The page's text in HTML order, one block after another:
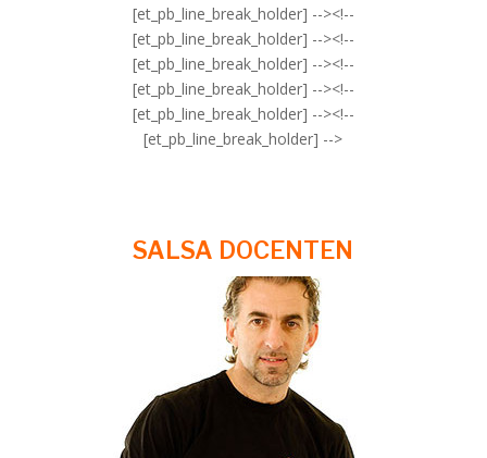
[et_pb_line_break_holder] --><!--
[et_pb_line_break_holder] --><!--
[et_pb_line_break_holder] --><!--
[et_pb_line_break_holder] --><!--
[et_pb_line_break_holder] --><!--
[et_pb_line_break_holder] -->
SALSA DOCENTEN